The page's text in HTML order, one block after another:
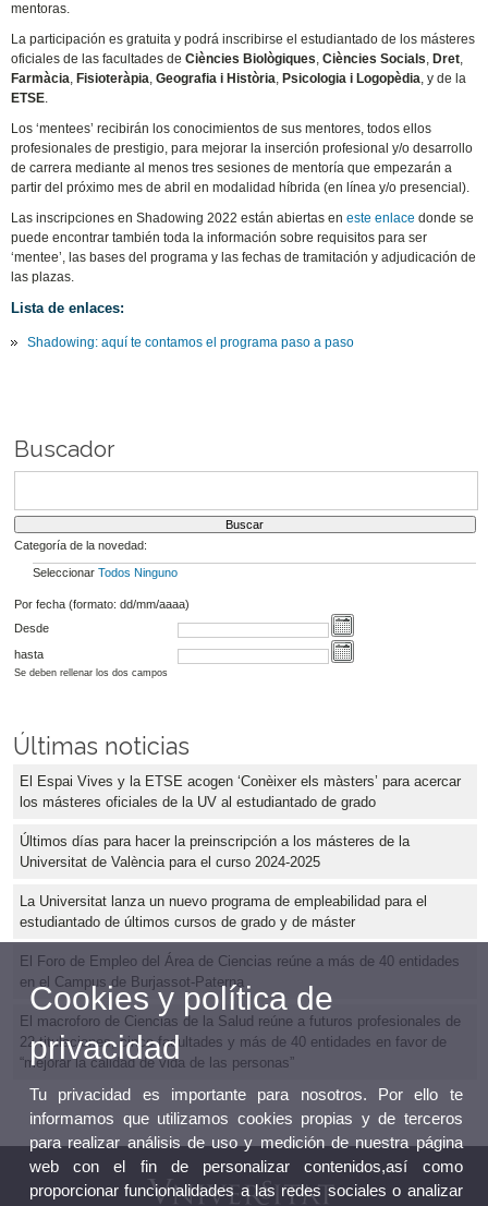
mentoras.
La participación es gratuita y podrá inscribirse el estudiantado de los másteres
oficiales de las facultades deCiències Biològiques,Ciències Socials, Dret,
Farmàcia, Fisioteràpia,Geografia i Història, Psicologia i Logopèdia, y de la
ETSE.
Los ‘mentees’ recibirán los conocimientos de sus mentores, todos ellos
profesionales de prestigio, para mejorar la inserción profesional y/o desarrollo
de carrera mediante al menos tres sesiones de mentoría que empezarán a
partir del próximo mes de abril en modalidad híbrida (en línea y/o presencial).
Las inscripciones en Shadowing 2022 están abiertas eneste enlace donde se
puede encontrar también toda la información sobre requisitos para ser
‘mentee’, las bases del programa y las fechas de tramitación y adjudicación de
las plazas.
Lista de enlaces:
Shadowing: aquí te contamos el programa paso a paso
Buscador
Categoría de la novedad:
Seleccionar Todos Ninguno
Por fecha (formato: dd/mm/aaaa)
Desde
hasta
Se deben rellenar los dos campos
Últimas noticias
El Espai Vives y la ETSE acogen ‘Conèixer els màsters’ para acercar
los másteres oficiales de la UV al estudiantado de grado
Últimos días para hacer la preinscripción a los másteres de la
Universitat de València para el curso 2024-2025
La Universitat lanza un nuevo programa de empleabilidad para el
estudiantado de últimos cursos de grado y de máster
El Foro de Empleo del Área de Ciencias reúne a más de 40 entidades
en el Campus de Burjassot-Paterna
El macroforo de Ciencias de la Salud reúne a futuros profesionales de
22 titulaciones, cinco facultades y más de 40 entidades en favor de
“mejorar la calidad de vida de las personas”
Cookies y política de
privacidad
Tu privacidad es importante para nosotros. Por ello te
informamos que utilizamos cookies propias y de terceros
para realizar análisis de uso y medición de nuestra página
web con el fin de personalizar contenidos,así como
proporcionar funcionalidades a las redes sociales o analizar